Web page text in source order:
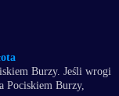
Burzy. Jeśli wrogi
Pociskiem Burzy,